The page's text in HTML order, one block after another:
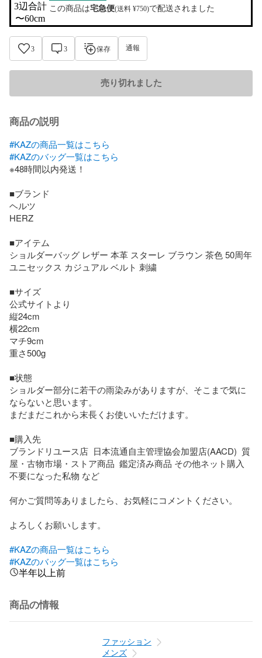
3辺合計
〜60cm
この商品は宅急便(送料 ¥750)で配送されました
3 3 保存 通報
売り切れました
商品の説明
#KAZの商品一覧はこちら
#KAZのバッグ一覧はこちら
※48時間以内発送！
■ブランド
ヘルツ
HERZ
■アイテム
ショルダーバッグ レザー 本革 スターレ ブラウン 茶色 50周年
ユニセックス カジュアル ベルト 刺繍
■サイズ
公式サイトより
縦24cm
横22cm
マチ9cm
重さ500g
■状態
ショルダー部分に若干の雨染みがありますが、そこまで気に
ならないと思います。
まだまだこれから末長くお使いいただけます。
■購入先
ブランドリユース店  日本流通自主管理協会加盟店(AACD)  質
屋・古物市場・ストア商品  鑑定済み商品 その他ネット購入
不要になった私物 など
何かご質問等ありましたら、お気軽にコメントください。
よろしくお願いします。
#KAZの商品一覧はこちら
#KAZのバッグ一覧はこちら
半年以上前
商品の情報
ファッション
メンズ